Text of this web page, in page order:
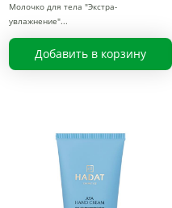
Молочко для тела "Экстра-
увлажнение"
Добавить в корзину